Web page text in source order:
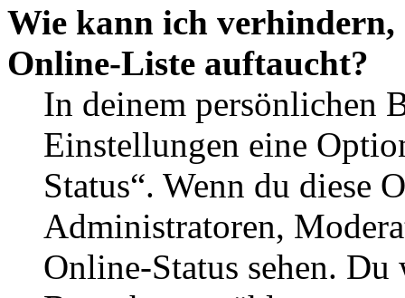
Wie kann ich verhindern,
Online-Liste auftaucht?
In deinem persönlichen
Einstellungen eine
Status“. Wenn du diese
Administratoren,
Online-Status sehen.